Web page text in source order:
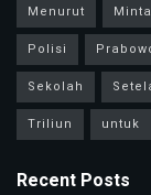
Menurut
Minta
Polisi
Sekolah
Triliun
untuk
Recent Posts